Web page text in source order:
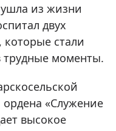
ушла из жизни
двух
стали
трудные моменты.
«Служение
высокое